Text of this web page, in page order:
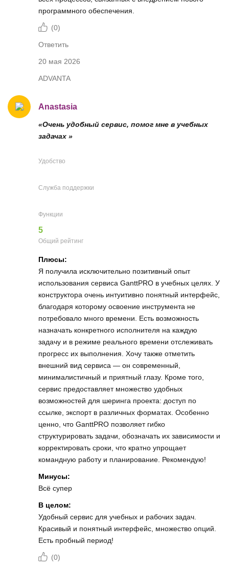
программного обеспечения.
(0)
Ответить
20 мая 2026
ADVANTA
Anastasia
«Очень удобный сервис, помог мне в учебных
задачах »
Удобство
Служба поддержки
Функции
5
Общий рейтинг
Плюсы:
Я получила исключительно позитивный опыт
использования сервиса GanttPRO в учебных целях. У
конструктора очень интуитивно понятный интерфейс,
благодаря которому освоение инструмента не
потребовало много времени. Есть возможность
назначать конкретного исполнителя на каждую
задачу и в режиме реального времени отслеживать
прогресс их выполнения. Хочу также отметить
внешний вид сервиса — он современный,
минималистичный и приятный глазу. Кроме того,
сервис предоставляет множество удобных
возможностей для шеринга проекта: доступ по
ссылке, экспорт в различных форматах. Особенно
ценно, что GanttPRO позволяет гибко
структурировать задачи, обозначать их зависимости и
корректировать сроки, что кратно упрощает
командную работу и планирование. Рекомендую!
Минусы:
Всё супер
В целом:
Удобный сервис для учебных и рабочих задач.
Красивый и понятный интерфейс, множество опций.
Есть пробный период!
(0)